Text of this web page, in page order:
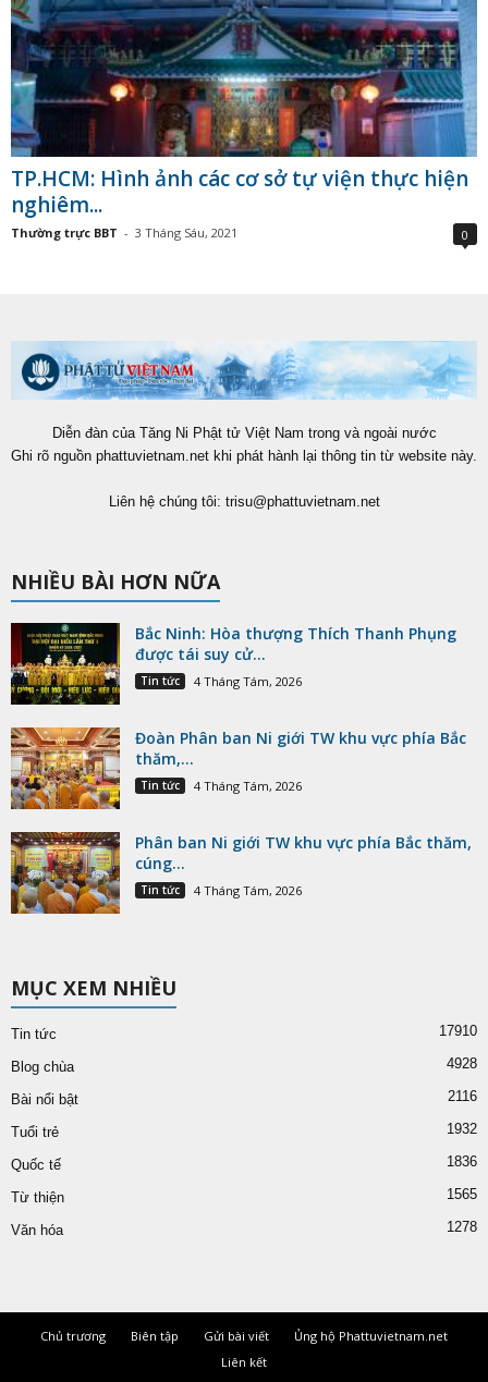
TP.HCM: Hình ảnh các cơ sở tự viện thực hiện
nghiêm...
Thường trực BBT - 3 Tháng Sáu, 2021 0
Diễn đàn của Tăng Ni Phật tử Việt Nam trong và ngoài nước
Ghi rõ nguồn phattuvietnam.net khi phát hành lại thông tin từ website này.
Liên hệ chúng tôi: trisu@phattuvietnam.net
NHIỀU BÀI HƠN NỮA
Bắc Ninh: Hòa thượng Thích Thanh Phụng
được tái suy cử...
Tin tức 4 Tháng Tám, 2026
Đoàn Phân ban Ni giới TW khu vực phía Bắc
thăm,...
Tin tức 4 Tháng Tám, 2026
Phân ban Ni giới TW khu vực phía Bắc thăm,
cúng...
Tin tức 4 Tháng Tám, 2026
MỤC XEM NHIỀU
Tin tức 17910
Blog chùa 4928
Bài nổi bật 2116
Tuổi trẻ 1932
Quốc tế 1836
Từ thiện 1565
Văn hóa 1278
Chủ trương Biên tập Gửi bài viết
Ủng hộ Phattuvietnam.net
Liên kết